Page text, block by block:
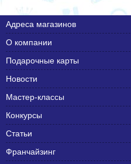
Адреса магазинов
О компании
Подарочные карты
Новости
Мастер-классы
Конкурсы
Статьи
Франчайзинг